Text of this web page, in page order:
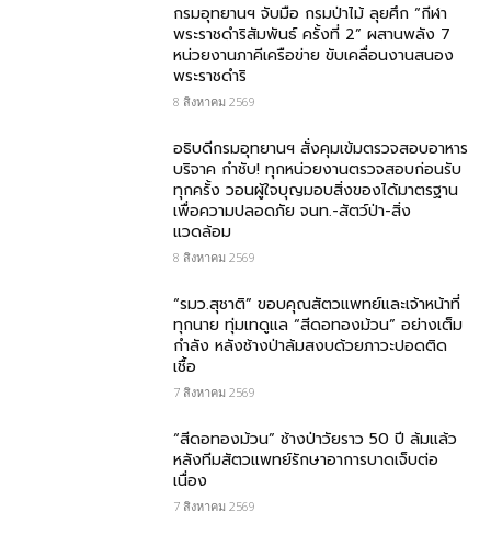
กรมอุทยานฯ จับมือ กรมป่าไม้ ลุยศึก “กีฬา
พระราชดำริสัมพันธ์ ครั้งที่ 2” ผสานพลัง 7
หน่วยงานภาคีเครือข่าย ขับเคลื่อนงานสนอง
พระราชดำริ
8 สิงหาคม 2569
อธิบดีกรมอุทยานฯ สั่งคุมเข้มตรวจสอบอาหาร
บริจาค​ กำชับ! ทุกหน่วยงานตรวจสอบก่อนรับ
ทุกครั้ง วอนผู้ใจบุญมอบสิ่งของได้มาตรฐาน
เพื่อความปลอดภัย​ จนท.-สัตว์ป่า-สิ่ง
แวดล้อม
8 สิงหาคม 2569
“รมว.สุชาติ” ขอบคุณสัตวแพทย์และเจ้าหน้าที่
ทุกนาย ทุ่มเทดูแล “สีดอทองม้วน” อย่างเต็ม
กำลัง หลังช้างป่าล้มสงบด้วยภาวะปอดติด
เชื้อ
7 สิงหาคม 2569
“สีดอทองม้วน” ช้างป่าวัยราว 50 ปี ล้มแล้ว
หลังทีมสัตวแพทย์รักษาอาการบาดเจ็บต่อ
เนื่อง
7 สิงหาคม 2569